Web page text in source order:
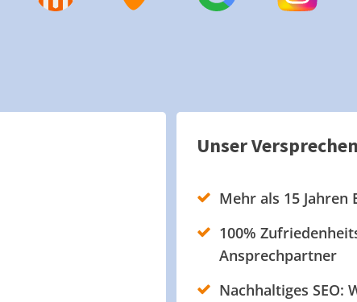
Unser
Mehr als 15
100%
Ansprechpartner
Nachhaltiges